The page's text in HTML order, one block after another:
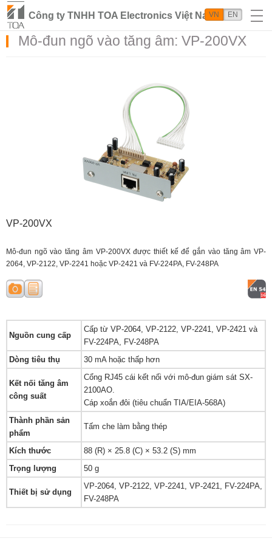
Công ty TNHH TOA Electronics Việt Nam
VN EN
Mô-đun ngõ vào tăng âm: VP-200VX
VP-200VX
Mô-đun ngõ vào tăng âm VP-200VX được thiết kế để gắn vào tăng âm VP-
2064, VP-2122, VP-2241 hoặc VP-2421 và FV-224PA, FV-248PA
Nguồn cung cấp
Cấp từ VP-2064, VP-2122, VP-2241, VP-2421 và
FV-224PA, FV-248PA
Dòng tiêu thụ
30 mA hoặc thấp hơn
Kết nối tăng âm
công suất
Cổng RJ45 cái kết nối với mô-đun giám sát SX-
2100AO.
Cáp xoắn đôi (tiêu chuẩn TIA/EIA-568A)
Thành phần sản
phẩm
Tấm che làm bằng thép
Kích thước
88 (R) × 25.8 (C) × 53.2 (S) mm
Trọng lượng
50 g
Thiết bị sử dụng
VP-2064, VP-2122, VP-2241, VP-2421, FV-224PA,
FV-248PA